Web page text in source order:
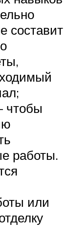
составит
чтобы
работы.
или